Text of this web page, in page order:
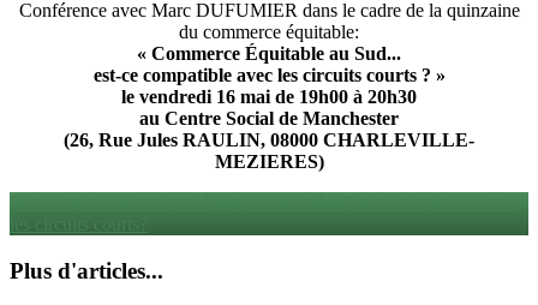
Conférence avec Marc DUFUMIER dans le cadre de la quinzaine
du commerce équitable:
« Commerce Équitable au Sud...
est-ce compatible avec les circuits courts ? »
le vendredi 16 mai de 19h00 à 20h30
au Centre Social de Manchester
(26, Rue Jules RAULIN, 08000 CHARLEVILLE-
MEZIERES)
les circuits courts?
Plus d'articles...